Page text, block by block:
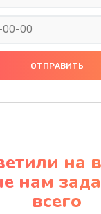
на
нам
всего